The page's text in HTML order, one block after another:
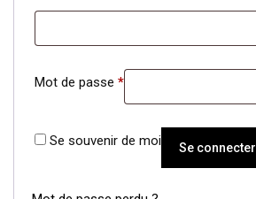
Mot de passe *Obligatoire
Se souvenir de moi Se connecter